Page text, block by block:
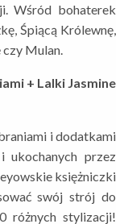
Wśród bohaterek
Śpiącą Królewnę,
Mulan.
+ Lalki Jasmine
i dodatkami
ukochanych przez
księżniczki
swój strój do
różnych stylizacji!